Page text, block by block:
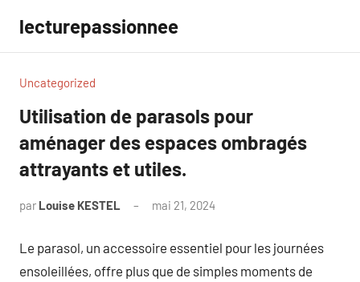
contenu
lecturepassionnee
Uncategorized
Utilisation de parasols pour
aménager des espaces ombragés
attrayants et utiles.
par Louise KESTEL mai 21, 2024
Le parasol, un accessoire essentiel pour les journées
ensoleillées, offre plus que de simples moments de